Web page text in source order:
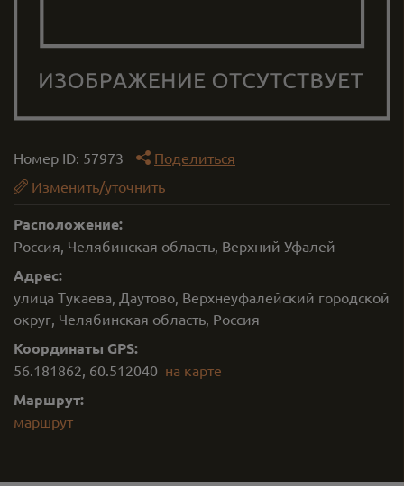
Номер ID: 57973
Поделиться
Изменить/уточнить
Расположение:
Россия, Челябинская область, Верхний Уфалей
Адрес:
улица Тукаева, Даутово, Верхнеуфалейский городской
округ, Челябинская область, Россия
Координаты GPS:
56.181862, 60.512040 на карте
Маршрут:
маршрут